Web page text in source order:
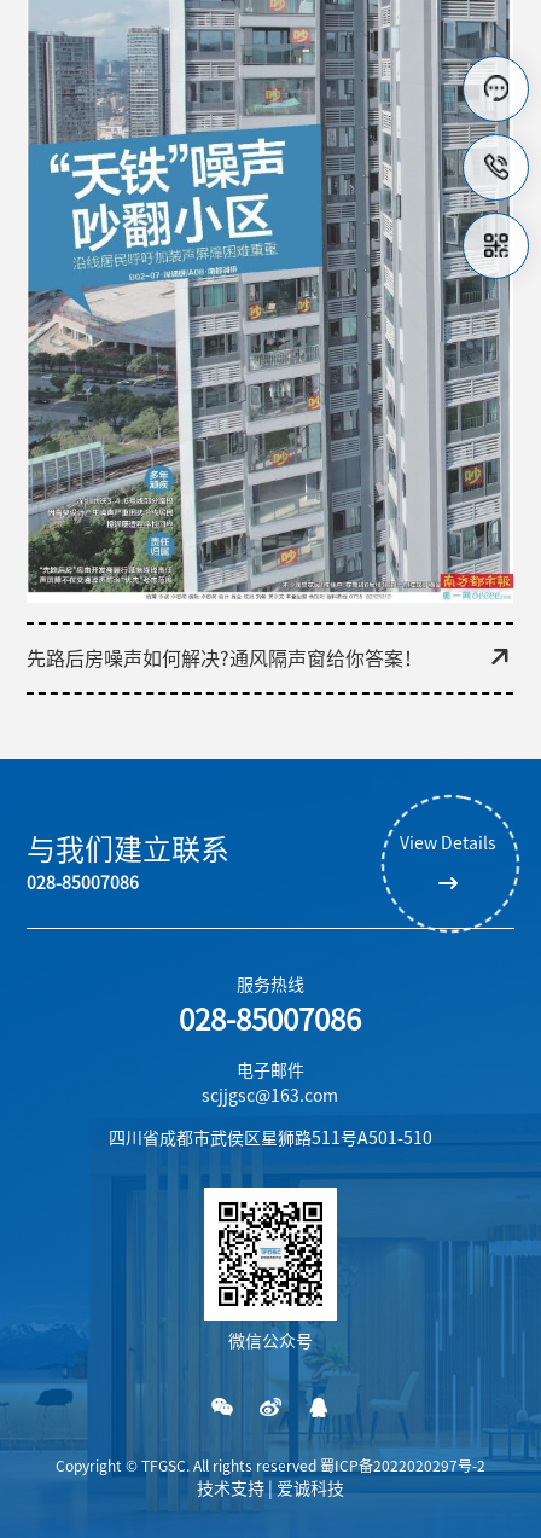
先路后房噪声如何解决?通风隔声窗给你答案！
与我们建立联系
028-85007086
View Details
微信公众号
Copyright © TFGSC. All rights reserved 蜀ICP备2022020297号-2
技术支持 | 爱诚科技
服务热线
028-85007086
电子邮件
scjjgsc@163.com
四川省成都市武侯区星狮路511号A501-510